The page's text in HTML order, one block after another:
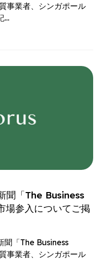
事業者、シンガポール
…
聞「The Business
場参入についてご掲
聞「The Business
事業者、シンガポール